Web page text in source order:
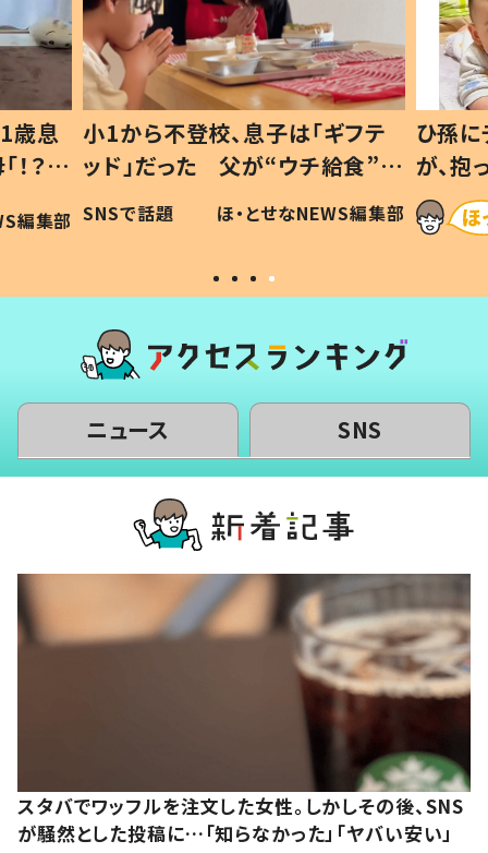
歳息
？」
編集部
小1から不登校、息子は「ギフテ
ッド」だった 父が“ウチ給食”を
作り続ける理由とは #令和の親
#令和の子
SNSで話題 ほ・とせなNEWS編集部
ひ孫
が、
「涙が
い」
ニュース SNS
スタバでワッフルを注文した女性。しかしその後、SNS
が騒然とした投稿に…「知らなかった」「ヤバい安い」